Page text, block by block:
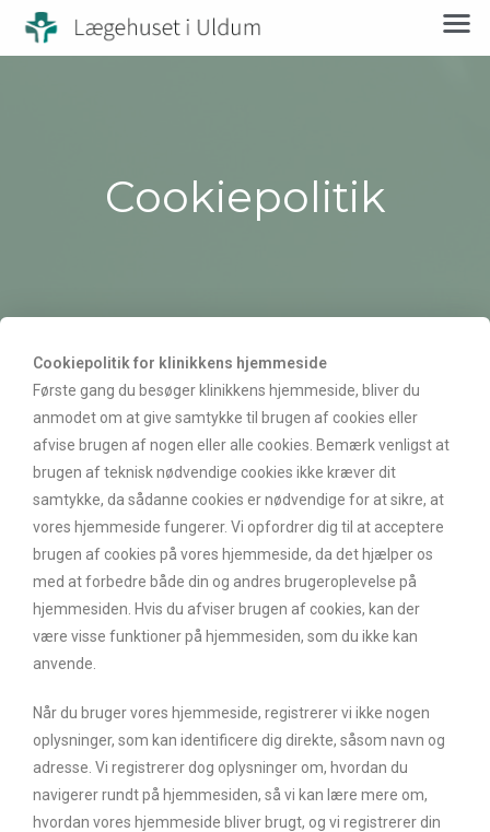
Cookiepolitik
Cookiepolitik for klinikkens hjemmeside
Første gang du besøger klinikkens hjemmeside, bliver du
anmodet om at give samtykke til brugen af cookies eller
afvise brugen af nogen eller alle cookies. Bemærk venligst at
brugen af teknisk nødvendige cookies ikke kræver dit
samtykke, da sådanne cookies er nødvendige for at sikre, at
vores hjemmeside fungerer. Vi opfordrer dig til at acceptere
brugen af cookies på vores hjemmeside, da det hjælper os
med at forbedre både din og andres brugeroplevelse på
hjemmesiden. Hvis du afviser brugen af cookies, kan der
være visse funktioner på hjemmesiden, som du ikke kan
anvende.
Når du bruger vores hjemmeside, registrerer vi ikke nogen
oplysninger, som kan identificere dig direkte, såsom navn og
adresse. Vi registrerer dog oplysninger om, hvordan du
navigerer rundt på hjemmesiden, så vi kan lære mere om,
hvordan vores hjemmeside bliver brugt, og vi registrerer din